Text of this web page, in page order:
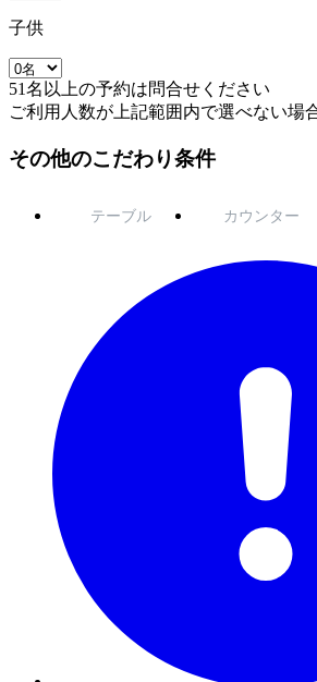
子供
51名以上の予約は問合せください
ご利用人数が上記範囲内で選べない場
その他のこだわり条件
テーブル カウンター